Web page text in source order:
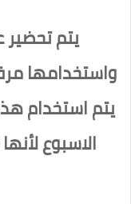
يتم
واستخدامها
يتم استخدام
الاسبوع